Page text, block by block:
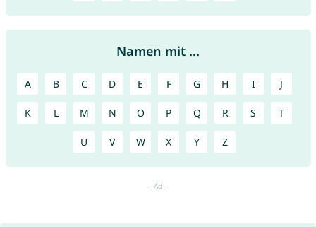
Namen mit ...
A B C D E F G H I J
K L M N O P Q R S T
U V W X Y Z